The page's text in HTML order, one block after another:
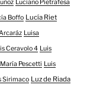
Luciano Pietrafesa
Boffo Lucía Riet
Luisa
Ceravolo 4 Luis
Pescetti Luis
Sirimaco Luz de Riada